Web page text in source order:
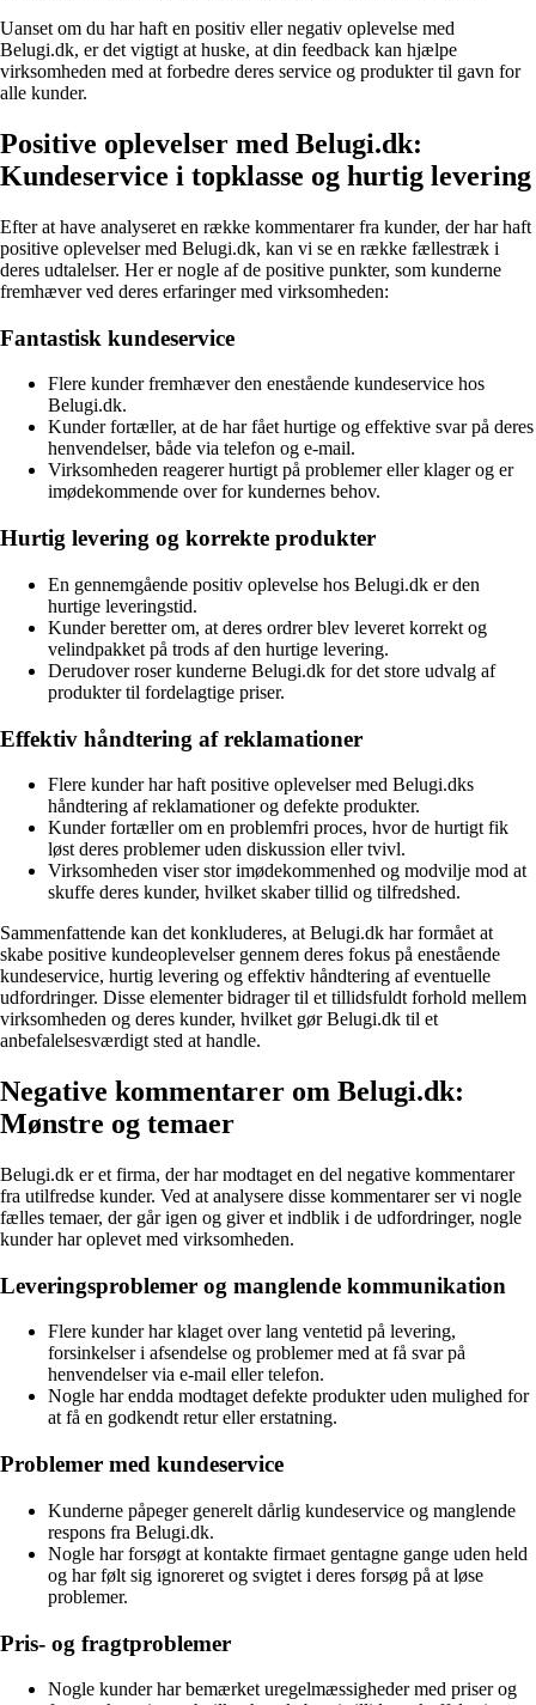
Uanset om du har haft en positiv eller negativ oplevelse med
Belugi.dk, er det vigtigt at huske, at din feedback kan hjælpe
virksomheden med at forbedre deres service og produkter til gavn for
alle kunder.
Positive oplevelser med Belugi.dk:
Kundeservice i topklasse og hurtig levering
Efter at have analyseret en række kommentarer fra kunder, der har haft
positive oplevelser med Belugi.dk, kan vi se en række fællestræk i
deres udtalelser. Her er nogle af de positive punkter, som kunderne
fremhæver ved deres erfaringer med virksomheden:
Fantastisk kundeservice
Flere kunder fremhæver den enestående kundeservice hos
Belugi.dk.
Kunder fortæller, at de har fået hurtige og effektive svar på deres
henvendelser, både via telefon og e-mail.
Virksomheden reagerer hurtigt på problemer eller klager og er
imødekommende over for kundernes behov.
Hurtig levering og korrekte produkter
En gennemgående positiv oplevelse hos Belugi.dk er den
hurtige leveringstid.
Kunder beretter om, at deres ordrer blev leveret korrekt og
velindpakket på trods af den hurtige levering.
Derudover roser kunderne Belugi.dk for det store udvalg af
produkter til fordelagtige priser.
Effektiv håndtering af reklamationer
Flere kunder har haft positive oplevelser med Belugi.dks
håndtering af reklamationer og defekte produkter.
Kunder fortæller om en problemfri proces, hvor de hurtigt fik
løst deres problemer uden diskussion eller tvivl.
Virksomheden viser stor imødekommenhed og modvilje mod at
skuffe deres kunder, hvilket skaber tillid og tilfredshed.
Sammenfattende kan det konkluderes, at Belugi.dk har formået at
skabe positive kundeoplevelser gennem deres fokus på enestående
kundeservice, hurtig levering og effektiv håndtering af eventuelle
udfordringer. Disse elementer bidrager til et tillidsfuldt forhold mellem
virksomheden og deres kunder, hvilket gør Belugi.dk til et
anbefalelsesværdigt sted at handle.
Negative kommentarer om Belugi.dk:
Mønstre og temaer
Belugi.dk er et firma, der har modtaget en del negative kommentarer
fra utilfredse kunder. Ved at analysere disse kommentarer ser vi nogle
fælles temaer, der går igen og giver et indblik i de udfordringer, nogle
kunder har oplevet med virksomheden.
Leveringsproblemer og manglende kommunikation
Flere kunder har klaget over lang ventetid på levering,
forsinkelser i afsendelse og problemer med at få svar på
henvendelser via e-mail eller telefon.
Nogle har endda modtaget defekte produkter uden mulighed for
at få en godkendt retur eller erstatning.
Problemer med kundeservice
Kunderne påpeger generelt dårlig kundeservice og manglende
respons fra Belugi.dk.
Nogle har forsøgt at kontakte firmaet gentagne gange uden held
og har følt sig ignoreret og svigtet i deres forsøg på at løse
problemer.
Pris- og fragtproblemer
Nogle kunder har bemærket uregelmæssigheder med priser og